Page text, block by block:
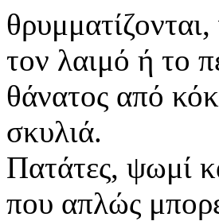
τον λαιμό ή το
θάνατος από
σκυλιά.
Πατάτες, ψωμί
που απλώς